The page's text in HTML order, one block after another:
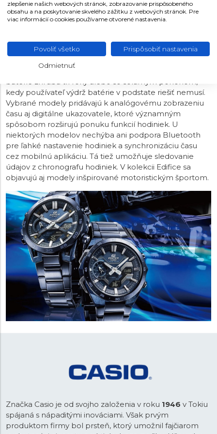
Kolekcia Casio Edifice zahŕňa športovo zamerané
hodinky s oceľovým puzdrom, vodotesnosťou
a klasickým quartzovým strojčekom s výdržou
batérie zhruba tri roky alebo so solárnym pohonom,
kedy používateľ výdrž batérie v podstate riešiť nemusí.
Vybrané modely pridávajú k analógovému zobrazeniu
času aj digitálne ukazovatele, ktoré významným
spôsobom rozširujú ponuku funkcií hodiniek. U
niektorých modelov nechýba ani podpora Bluetooth
pre ľahké nastavenie hodiniek a synchronizáciu času
cez mobilnú aplikáciu. Tá tiež umožňuje sledovanie
údajov z chronografu hodiniek. V kolekcii Edifice sa
objavujú aj modely inšpirované motoristickým športom.
Značka Casio je od svojho založenia v roku 1946 v Tokiu
spájaná s nápaditými inováciami. Však prvým
produktom firmy bol prsteň, ktorý umožnil fajčiarom
zlepšenie našich webových stránok, zobrazovanie prispôsobeného
obsahu a na poskytovanie skvelého zážitku z webových stránok. Pre
viac informácií o cookies používame otvorené nastavenia.
Povoliť všetko Prispôsobiť nastavenia
Odmietnuť